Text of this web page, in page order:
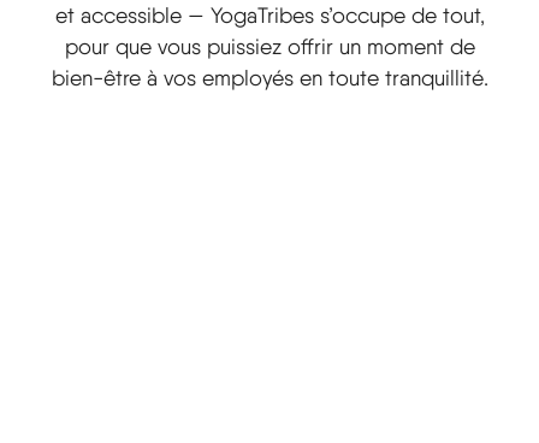
et accessible — YogaTribes s’occupe de tout,
pour que vous puissiez offrir un moment de
bien-être à vos employés en toute tranquillité.